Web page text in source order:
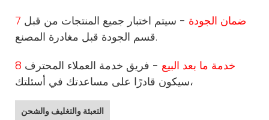
7 ضمان الجودة - سيتم اختبار جميع المنتجات من قبل
قسم الجودة قبل مغادرة المصنع.
8 خدمة ما بعد البيع - فريق خدمة العملاء المحترف
سيكون قادرًا على مساعدتك في أسئلتك،
التعبئة والتغليف والشحن